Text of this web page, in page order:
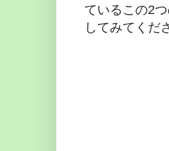
ているこの2
してみてくだ